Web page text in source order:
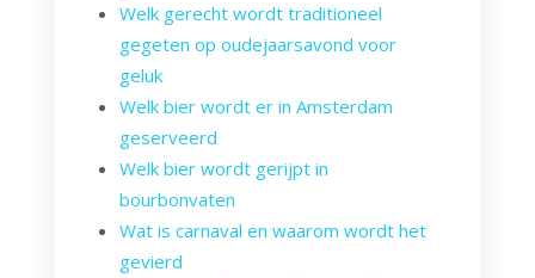
Welk gerecht wordt traditioneel
gegeten op oudejaarsavond voor
geluk
Welk bier wordt er in Amsterdam
geserveerd
Welk bier wordt gerijpt in
bourbonvaten
Wat is carnaval en waarom wordt het
gevierd